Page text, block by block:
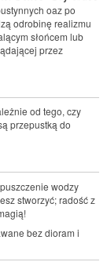
oaz po
odrobinę realizmu
słońcem lub
przez
od tego, czy
przepustką do
wodzy
stworzyć; radość z
bez dioram i